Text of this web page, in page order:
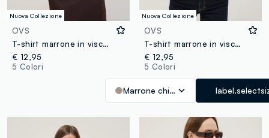
Nuova Collezione
OVS
T-shirt marrone in viscosa elasticizzata slim fit
€ 12,95
5 Colori
Nuova Collezione
OVS
T-shirt marrone in viscosa elasticizzata slim fit
€ 12,95
5 Colori
Marrone chiaro